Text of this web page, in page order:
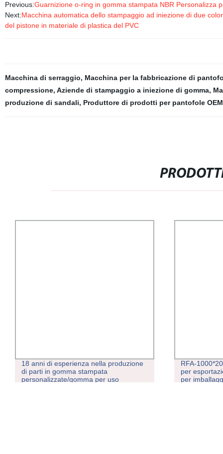
Previous:Guarnizione o-ring in gomma stampata NBR Personalizza
Next:Macchina automatica dello stampaggio ad iniezione di due
del pistone in materiale di plastica del PVC
Macchina di serraggio, Macchina per la fabbricazione di
compressione, Aziende di stampaggio a iniezione di gomma,
produzione di sandali, Produttore di prodotti per pantofole OEM
18 anni di esperienza nella produzione
di parti in gomma stampata
personalizzate/gomma per uso
RFA-
per
per